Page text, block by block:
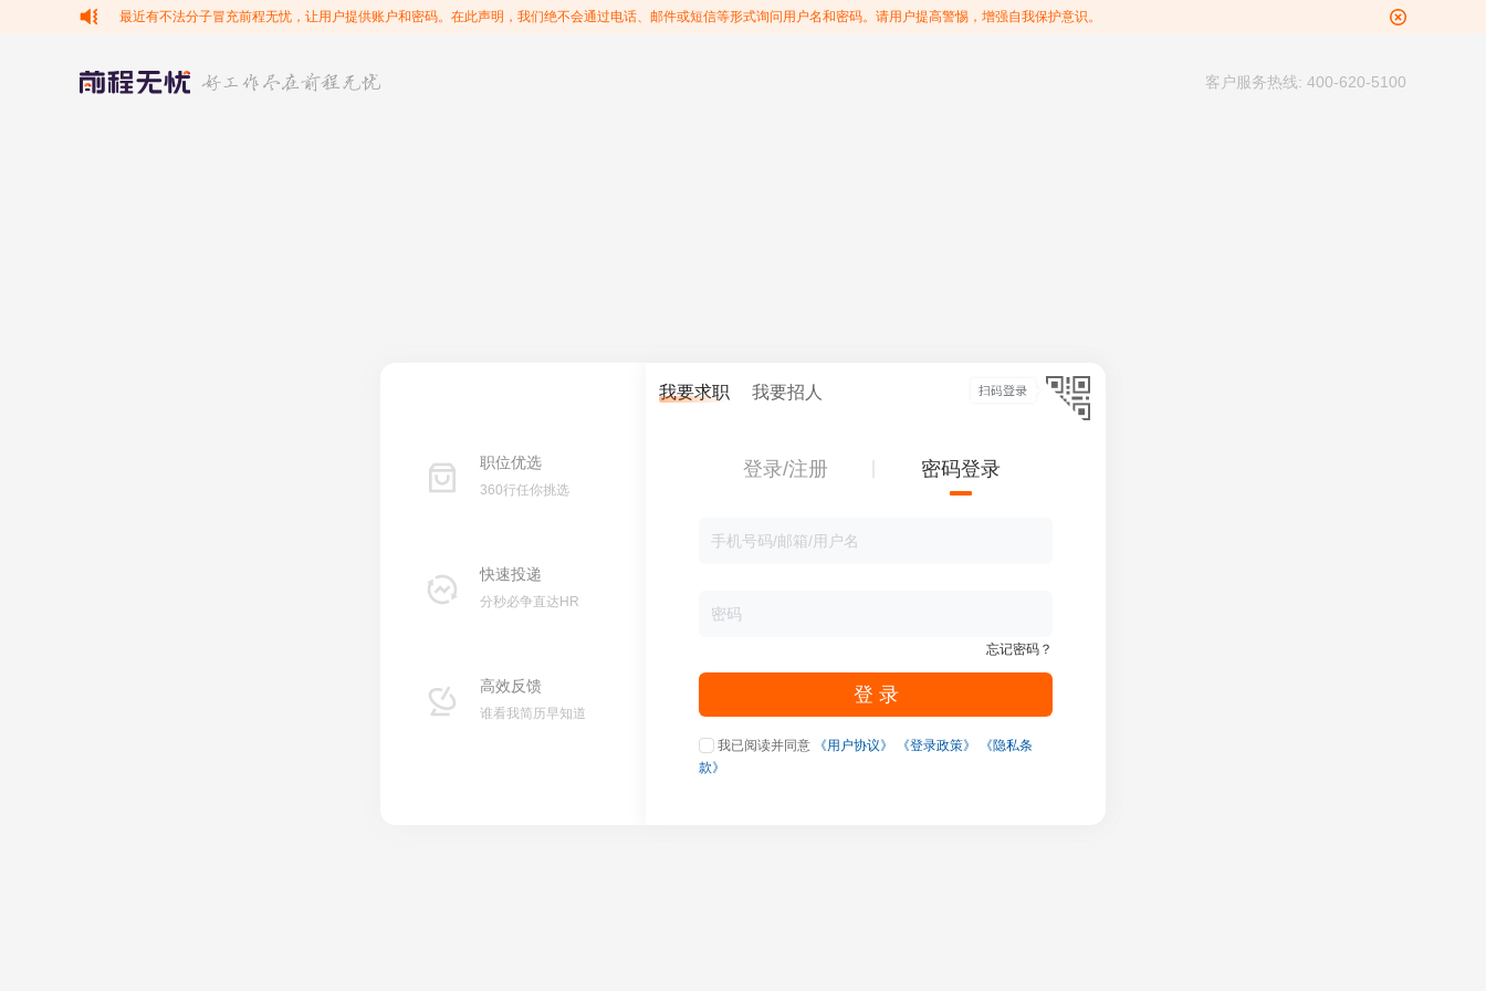
最近有不法分子冒充前程无忧，让用户提供账户和密码。在此声明，我们绝不会通过电话、邮件或短信等形式询问用户名和密码。请用户提高警惕，增强自我保护意识。
客户服务热线: 400-620-5100
职位优选
360行任你挑选
快速投递
分秒必争直达HR
高效反馈
谁看我简历早知道
我要求职 我要招人
登录/注册 密码登录
忘记密码？
登 录
我已阅读并同意 《用户协议》 《登录政策》
《隐私条
款》